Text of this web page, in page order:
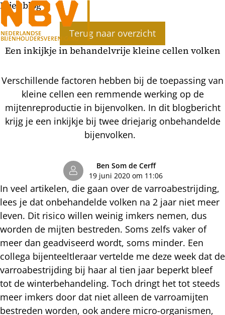
Bijenblog
Terug naar overzicht
Een inkijkje in behandelvrije kleine cellen volken
Verschillende factoren hebben bij de toepassing van
kleine cellen een remmende werking op de
mijtenreproductie in bijenvolken. In dit blogbericht
krijg je een inkijkje bij twee driejarig onbehandelde
bijenvolken.
Ben Som de Cerff
19 juni 2020 om 11:06
In veel artikelen, die gaan over de varroabestrijding,
lees je dat onbehandelde volken na 2 jaar niet meer
leven. Dit risico willen weinig imkers nemen, dus
worden de mijten bestreden. Soms zelfs vaker of
meer dan geadviseerd wordt, soms minder. Een
collega bijenteeltleraar vertelde me deze week dat de
varroabestrijding bij haar al tien jaar beperkt bleef
tot de winterbehandeling. Toch dringt het tot steeds
meer imkers door dat niet alleen de varroamijten
bestreden worden, ook andere micro-organismen,